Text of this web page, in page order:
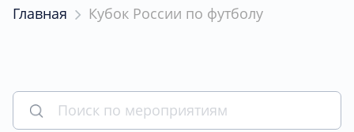
Главная Кубок России по футболу